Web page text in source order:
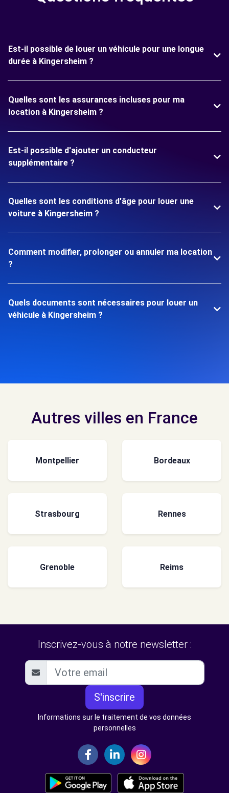
Est-il possible de louer un véhicule pour une longue
durée à Kingersheim ?
Quelles sont les assurances incluses pour ma
location à Kingersheim ?
Est-il possible d'ajouter un conducteur
supplémentaire ?
Quelles sont les conditions d'âge pour louer une
voiture à Kingersheim ?
Comment modifier, prolonger ou annuler ma location
?
Quels documents sont nécessaires pour louer un
véhicule à Kingersheim ?
Autres villes en France
Montpellier Bordeaux
Strasbourg Rennes
Grenoble Reims
Inscrivez-vous à notre newsletter :
S'inscrire
Informations sur le traitement de vos données
personnelles